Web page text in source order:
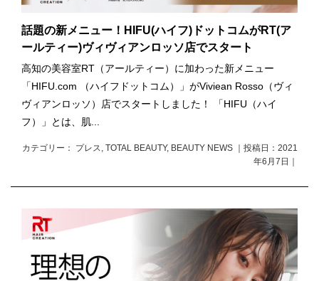
話題の新メニュー！HIFU(ハイフ)ドットコムがRT(ア
ールティー)ヴィヴィアンロッソ店でスタート
高知の美容室RT（アールティー）に加わった新メニュー
「HIFU.com （ハイフドットコム）」がViviean Rosso（ヴィ
ヴィアンロッソ）店でスタートしました！ 「HIFU（ハイ
フ）」とは、肌...
カテゴリー： プレス, TOTAL BEAUTY, BEAUTY NEWS ｜投稿日：2021
年6月7日｜